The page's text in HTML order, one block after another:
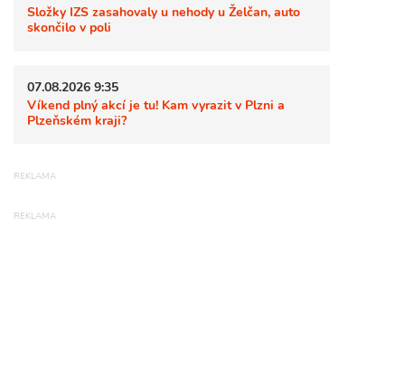
Složky IZS zasahovaly u nehody u Želčan, auto
skončilo v poli
07.08.2026 9:35
Víkend plný akcí je tu! Kam vyrazit v Plzni a
Plzeňském kraji?